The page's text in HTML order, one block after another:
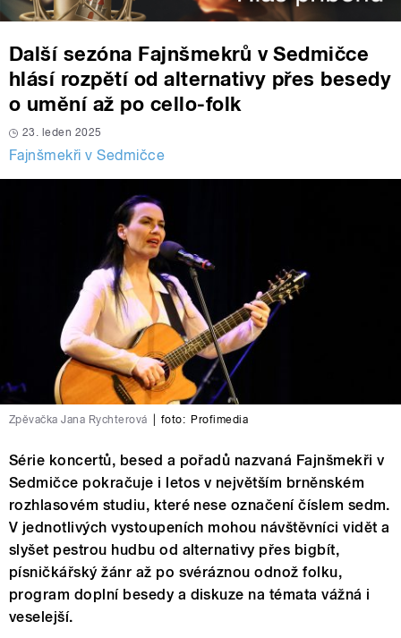
Další sezóna Fajnšmekrů v Sedmičce
hlásí rozpětí od alternativy přes besedy
o umění až po cello-folk
23. leden 2025
Fajnšmekři v Sedmičce
Zpěvačka Jana Rychterová foto: Profimedia
Série koncertů, besed a pořadů nazvaná Fajnšmekři v
Sedmičce pokračuje i letos v největším brněnském
rozhlasovém studiu, které nese označení číslem sedm.
V jednotlivých vystoupeních mohou návštěvníci vidět a
slyšet pestrou hudbu od alternativy přes bigbít,
písničkářský žánr až po svéráznou odnož folku,
program doplní besedy a diskuze na témata vážná i
veselejší.